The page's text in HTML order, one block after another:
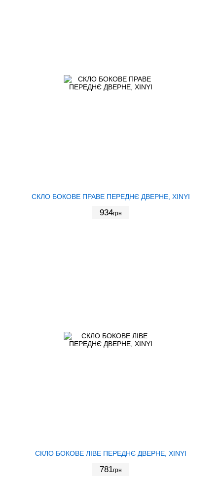
СКЛО БОКОВЕ ПРАВЕ ПЕРЕДНЄ ДВЕРНЕ, XINYI
934грн
СКЛО БОКОВЕ ЛІВЕ ПЕРЕДНЄ ДВЕРНЕ, XINYI
781грн